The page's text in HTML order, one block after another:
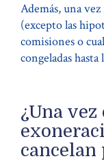
Además, una
(excepto las
comisiones o
congeladas
¿Una
cancelan